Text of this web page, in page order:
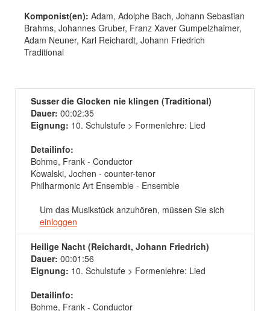
Komponist(en): Adam, Adolphe Bach, Johann Sebastian
Brahms, Johannes Gruber, Franz Xaver Gumpelzhaimer,
Adam Neuner, Karl Reichardt, Johann Friedrich
Traditional
Susser die Glocken nie klingen (Traditional)
Dauer: 00:02:35
Eignung: 10. Schulstufe > Formenlehre: Lied
Detailinfo:
Bohme, Frank - Conductor
Kowalski, Jochen - counter-tenor
Philharmonic Art Ensemble - Ensemble
Um das Musikstück anzuhören, müssen Sie sich
einloggen
Heilige Nacht (Reichardt, Johann Friedrich)
Dauer: 00:01:56
Eignung: 10. Schulstufe > Formenlehre: Lied
Detailinfo:
Bohme, Frank - Conductor